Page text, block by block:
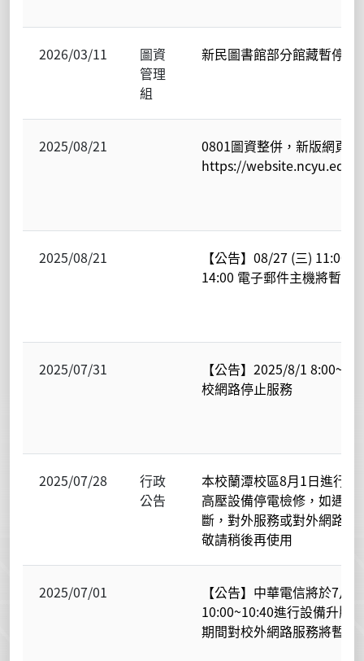
2026/03/11
圖資
管理
組
新民圖書館部分館藏暫停借
2025/08/21
0801圖資整併，新版網頁為
https://
2025/08/21
【公告】08/27 (三) 11:00 至
14:00 電子郵件主機將暫停
2025/07/31
【公告】2025/8/1
校網路停止服務
2025/07/28
行政
公告
本校蘭潭校區8月1日進行例
高壓設備停電檢修，如遇電
斷，對外服務或對外網路異
敬請稍後再使用
2025/07/01
【公告】中華電信將於7月
10:00~10:40進行設備升版
期間對校外網路服務將暫停